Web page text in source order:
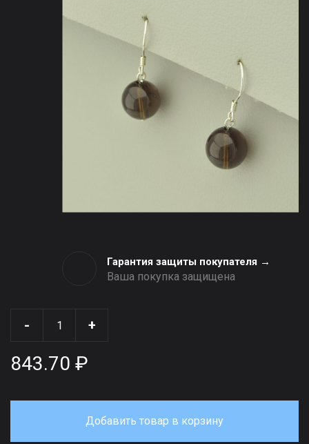
Гарантия защиты покупателя →
Ваша покупка защищена
- +
843.70 ₽
Добавить товар в корзину